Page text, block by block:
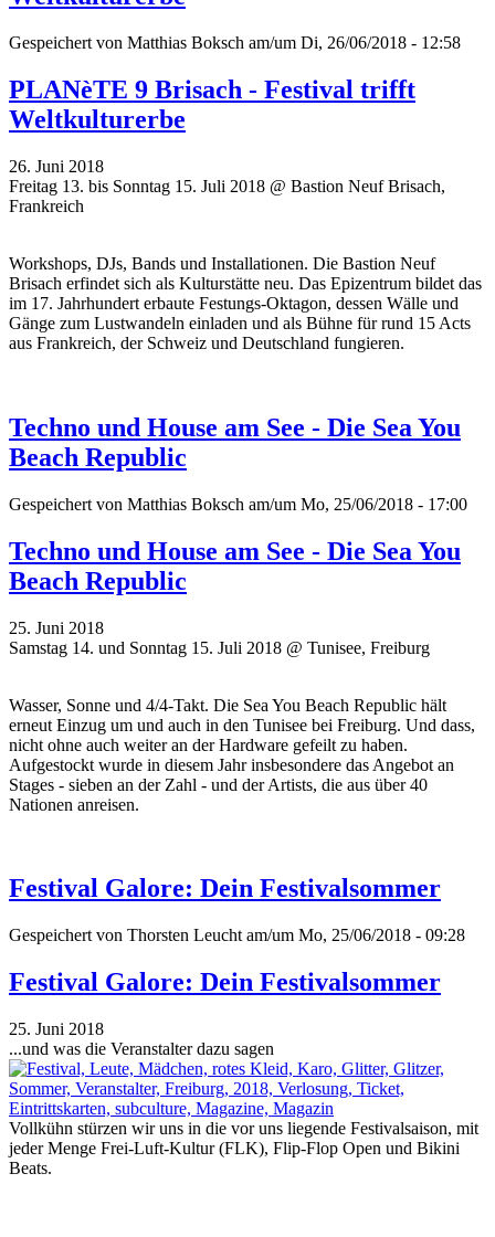
Gespeichert von Matthias Boksch am/um Di, 26/06/2018 - 12:58
PLANèTE 9 Brisach - Festival trifft
Weltkulturerbe
26. Juni 2018
Freitag 13. bis Sonntag 15. Juli 2018 @ Bastion Neuf Brisach,
Frankreich
Workshops, DJs, Bands und Installationen. Die Bastion Neuf
Brisach erfindet sich als Kulturstätte neu. Das Epizentrum bildet das
im 17. Jahrhundert erbaute Festungs-Oktagon, dessen Wälle und
Gänge zum Lustwandeln einladen und als Bühne für rund 15 Acts
aus Frankreich, der Schweiz und Deutschland fungieren.
Techno und House am See - Die Sea You
Beach Republic
Gespeichert von Matthias Boksch am/um Mo, 25/06/2018 - 17:00
Techno und House am See - Die Sea You
Beach Republic
25. Juni 2018
Samstag 14. und Sonntag 15. Juli 2018 @ Tunisee, Freiburg
Wasser, Sonne und 4/4-Takt. Die Sea You Beach Republic hält
erneut Einzug um und auch in den Tunisee bei Freiburg. Und dass,
nicht ohne auch weiter an der Hardware gefeilt zu haben.
Aufgestockt wurde in diesem Jahr insbesondere das Angebot an
Stages - sieben an der Zahl - und der Artists, die aus über 40
Nationen anreisen.
Festival Galore: Dein Festivalsommer
Gespeichert von Thorsten Leucht am/um Mo, 25/06/2018 - 09:28
Festival Galore: Dein Festivalsommer
25. Juni 2018
...und was die Veranstalter dazu sagen
Vollkühn stürzen wir uns in die vor uns liegende Festivalsaison, mit
jeder Menge Frei-Luft-Kultur (FLK), Flip-Flop Open und Bikini
Beats.